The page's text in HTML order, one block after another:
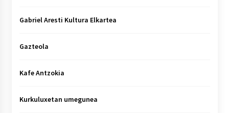
Gabriel Aresti Kultura Elkartea
Gazteola
Kafe Antzokia
Kurkuluxetan umegunea